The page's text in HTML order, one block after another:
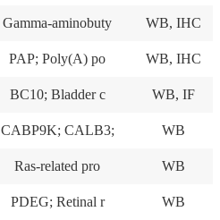
Gamma-aminobuty WB, IHC
PAP; Poly(A) po WB, IHC
BC10; Bladder c WB, IF
CABP9K; CALB3; WB
Ras-related pro WB
PDEG; Retinal r WB